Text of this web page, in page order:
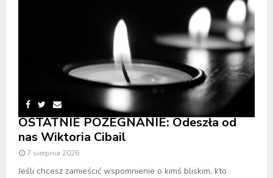
OSTATNIE POŻEGNANIE: Odeszła od
nas Wiktoria Cibail
7 sierpnia 2026
Jeśli chcesz zamieścić wspomnienie o kimś bliskim, kto